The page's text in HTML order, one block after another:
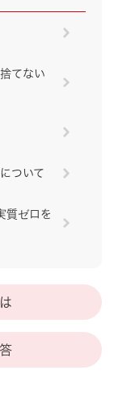
てない
ついて
質ゼロを